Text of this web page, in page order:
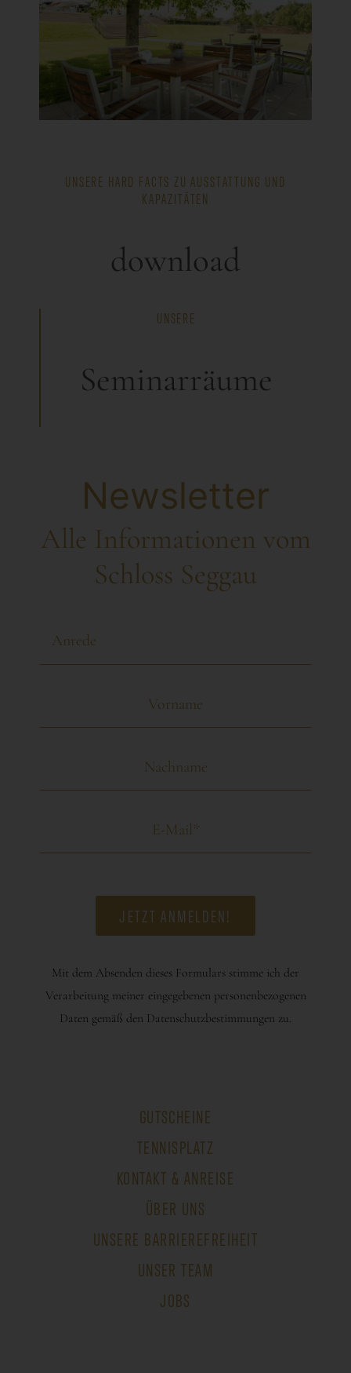
UNSERE HARD FACTS ZU AUSSTATTUNG UND
KAPAZITÄTEN
download
UNSERE
Seminarräume
Newsletter
Alle Informationen vom
Schloss Seggau
Mit dem Absenden dieses Formulars stimme ich der
Verarbeitung meiner eingegebenen personenbezogenen
Daten gemäß den Datenschutzbestimmungen zu.
GUTSCHEINE
TENNISPLATZ
KONTAKT & ANREISE
ÜBER UNS
UNSERE BARRIEREFREIHEIT
UNSER TEAM
JOBS